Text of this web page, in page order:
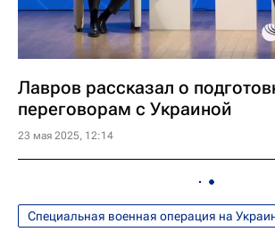
Лавров рассказал о
переговорам с Украиной
23 мая 2025, 12:14
Специальная военная операция на